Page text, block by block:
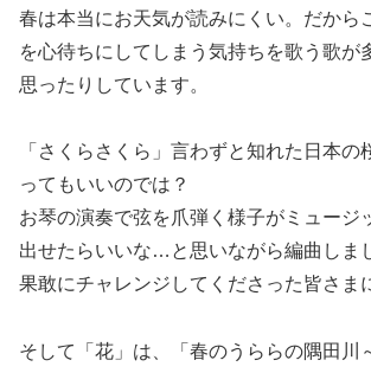
春は本当にお天気が読みにくい。だから
を心待ちにしてしまう気持ちを歌う歌が
思ったりしています。
「さくらさくら」言わずと知れた日本の
ってもいいのでは？
お琴の演奏で弦を爪弾く様子がミュージ
出せたらいいな…と思いながら編曲しま
果敢にチャレンジしてくださった皆さま
そして「花」は、「春のうららの隅田川